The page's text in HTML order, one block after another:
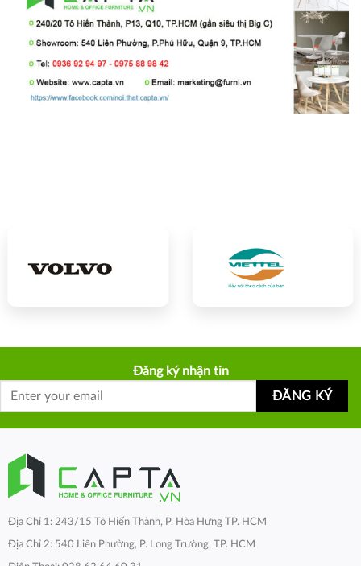
Đăng ký nhận tin
Địa Chỉ 1: 243/15 Tô Hiến Thành, P. Hòa Hưng TP. HCM
Địa Chỉ 2: 540 Liên Phường, P. Long Trường, TP. HCM